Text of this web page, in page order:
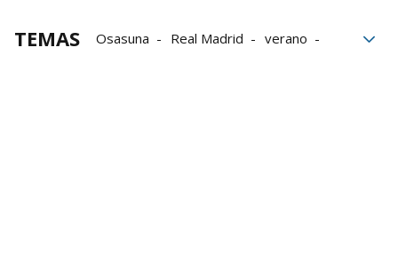
TEMAS Osasuna Real Madrid
verano